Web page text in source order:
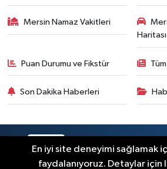
Mersin Namaz Vakitleri
Haritası
Puan Durumu ve Fikstür
Son Dakika Haberleri
En iyi site deneyimi sağlamak
faydalanıyoruz. Detaylar için